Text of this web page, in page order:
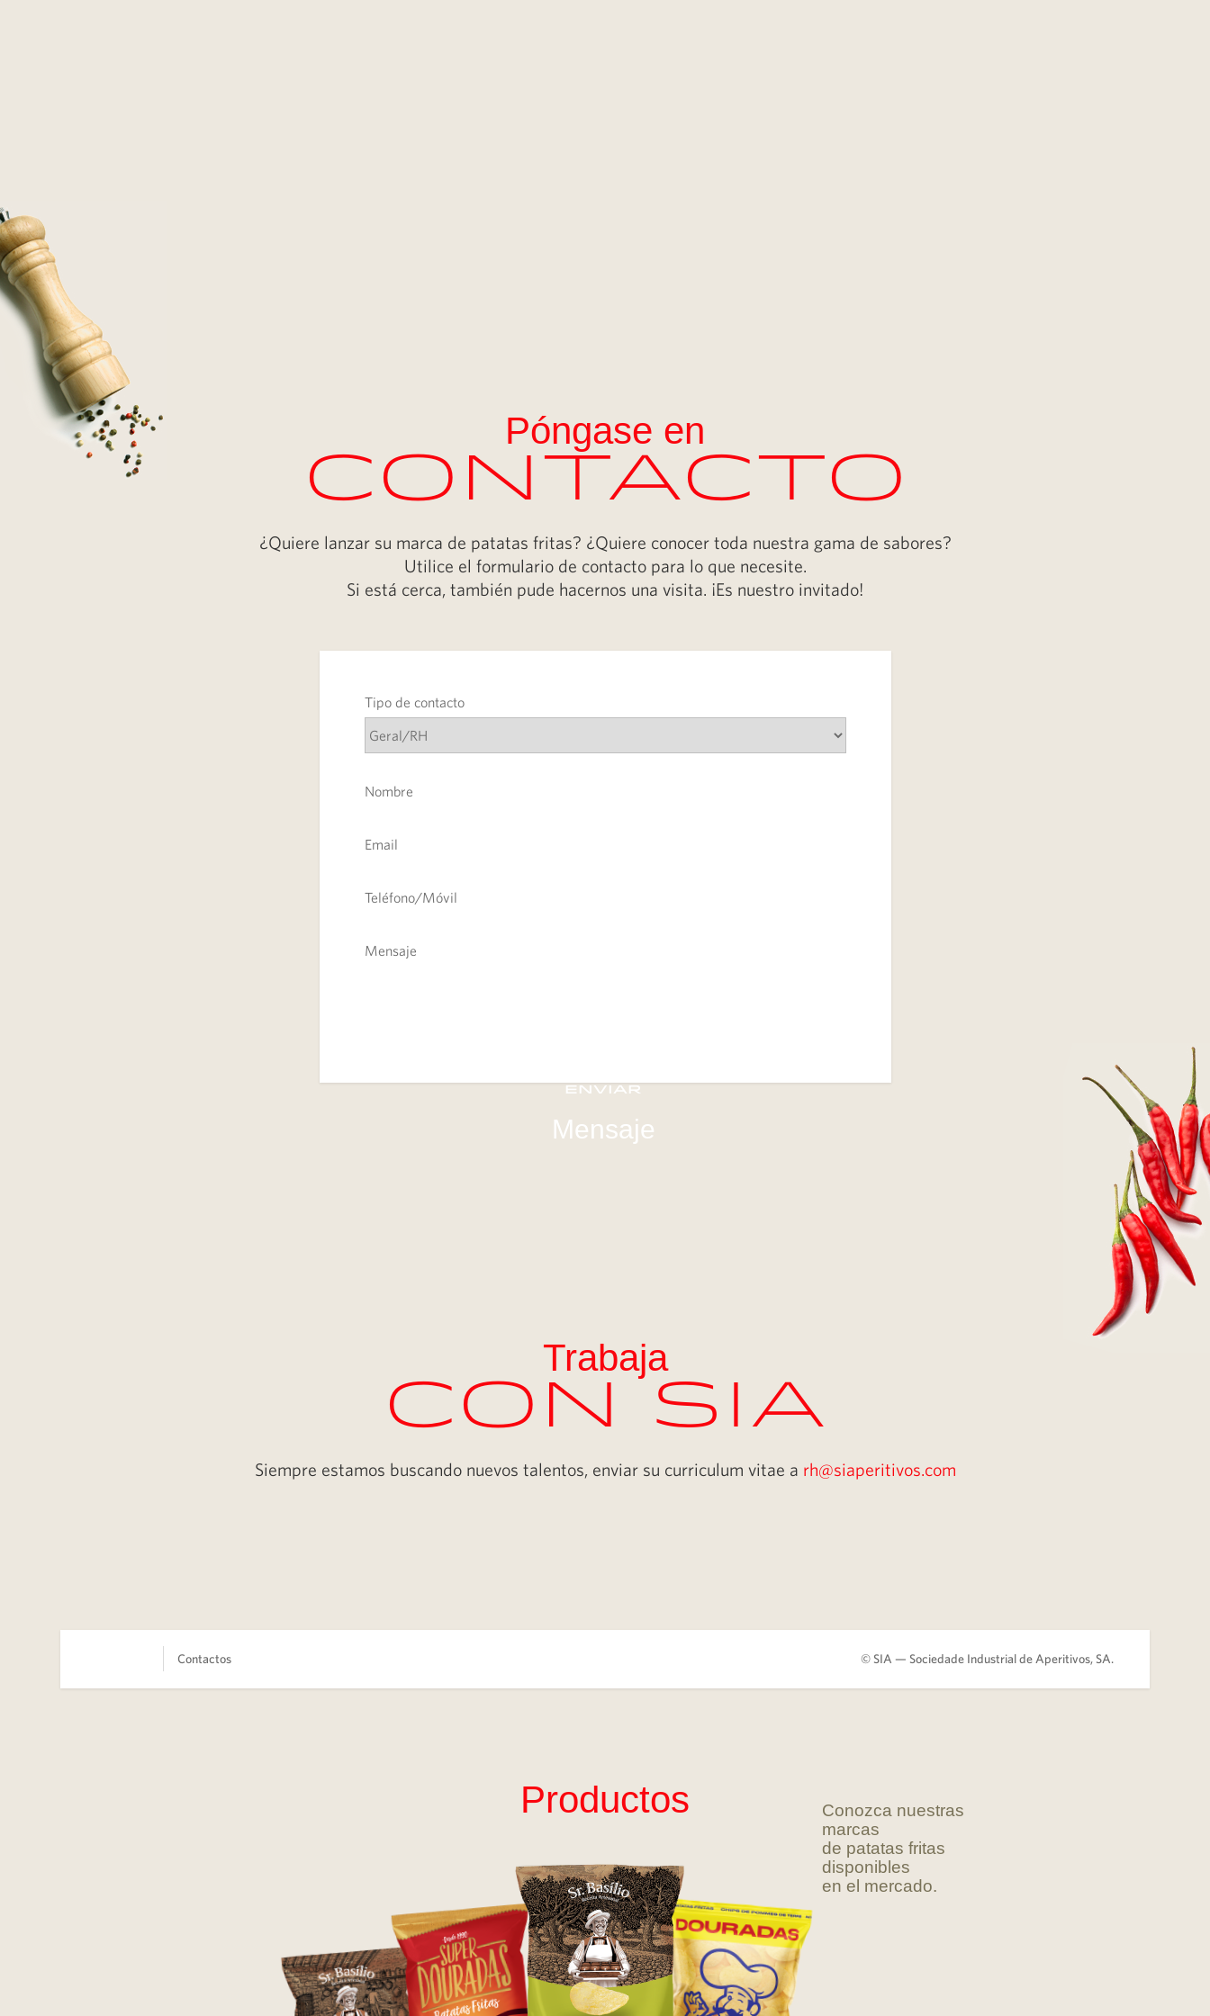
Póngase en
contacto
¿Quiere lanzar su marca de patatas fritas? ¿Quiere conocer toda nuestra gama de sabores?
Utilice el formulario de contacto para lo que necesite.
Si está cerca, también pude hacernos una visita. ¡Es nuestro invitado!
Tipo de contacto
Enviar
Mensaje
Trabaja
Con SIA
Siempre estamos buscando nuevos talentos, enviar su curriculum vitae a rh@siaperitivos.com
Contactos © SIA — Sociedade Industrial de Aperitivos, SA.
Productos
Conozca nuestras
marcas
de patatas fritas
disponibles
en el mercado.